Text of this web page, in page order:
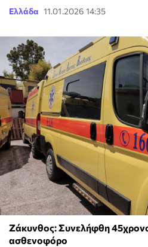
Ελλάδα 11.01.2026 14:35
Ζάκυνθος: Συνελήφθη
ασθενοφόρο